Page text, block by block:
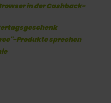
in der Cashback-
Produkte sprechen